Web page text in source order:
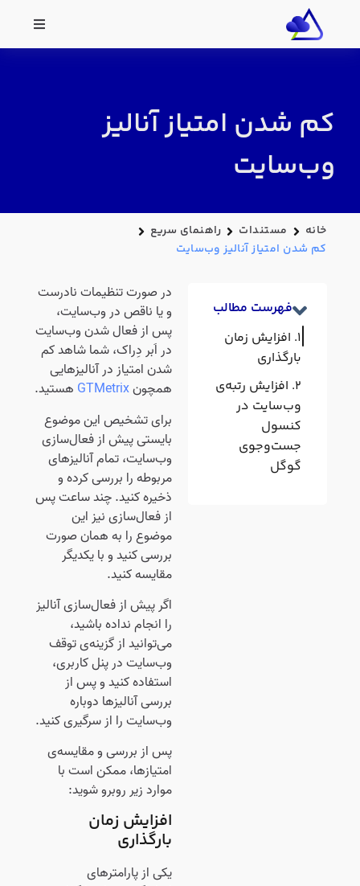
کم شدن امتیاز آنالیز
وب‌سایت
خانه مستندات
راهنمای سریع
کم شدن امتیاز آنالیز وب‌سایت
فهرست مطالب
افزایش زمان
بارگذاری
افزایش رتبه‌ی
وب‌سایت در
کنسول
جست‌وجوی
گوگل
در صورت تنظیمات نادرست
و یا ناقص در وب‌سایت،
پس از فعال شدن وب‌سایت
در اَبر دِراک، شما شاهد کم
شدن امتیاز در آنالیزهایی
همچونGTMetrix هستید.
برای تشخیص این موضوع
بایستی پیش از فعال‌سازی
وب‌سایت، تمام آنالیزهای
مربوطه را بررسی کرده و
ذخیره کنید. چند ساعت پس
از فعال‌سازی نیز این
موضوع را به همان صورت
بررسی کنید و با یکدیگر
مقایسه کنید.
اگر پیش از فعال‌سازی آنالیز
را انجام نداده باشید،
می‌توانید از گزینه‌ی توقف
وب‌سایت در پنل کاربری،
استفاده کنید و پس از
بررسی آنالیزها دوباره
وب‌سایت را از سرگیری کنید.
پس از بررسی و مقایسه‌ی
امتیازها، ممکن است با
موارد زیر روبرو شوید:
افزایش زمان
بارگذاری
یکی از پارامترهای